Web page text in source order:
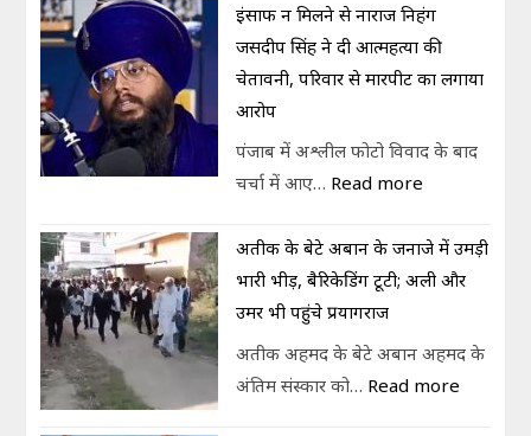
इंसाफ न मिलने से नाराज निहंग
जसदीप सिंह ने दी आत्महत्या की
चेतावनी, परिवार से मारपीट का लगाया
आरोप
पंजाब में अश्लील फोटो विवाद के बाद
चर्चा में आए… Read more
अतीक के बेटे अबान के जनाजे में उमड़ी
भारी भीड़, बैरिकेडिंग टूटी; अली और
उमर भी पहुंचे प्रयागराज
अतीक अहमद के बेटे अबान अहमद के
अंतिम संस्कार को… Read more